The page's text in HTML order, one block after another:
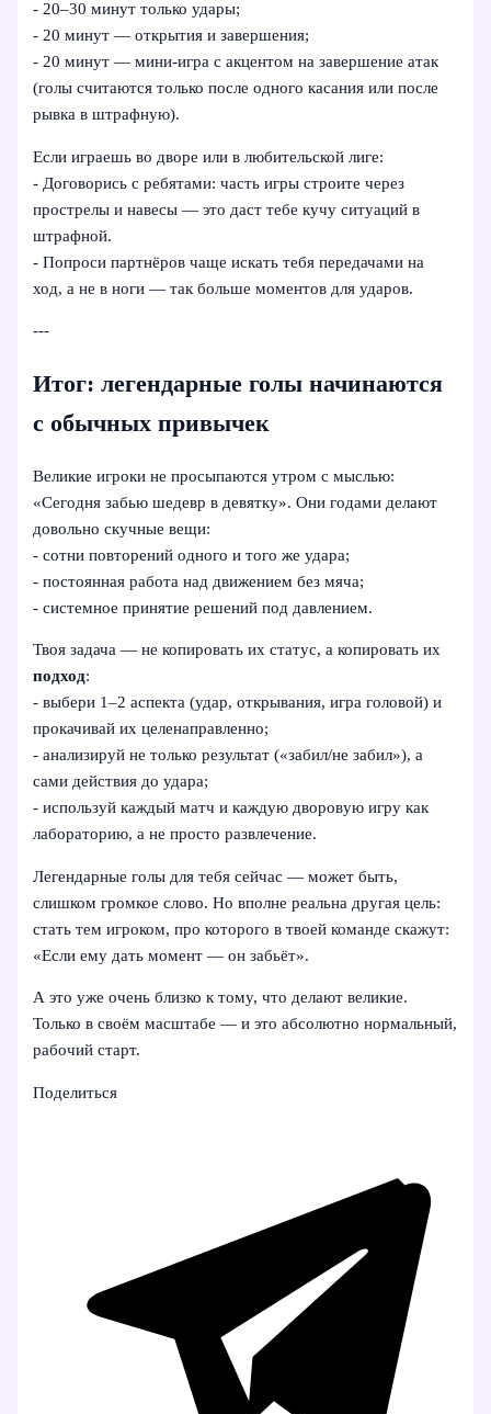
- 20–30 минут только удары;
- 20 минут — открытия и завершения;
- 20 минут — мини‑игра с акцентом на завершение атак
(голы считаются только после одного касания или после
рывка в штрафную).
Если играешь во дворе или в любительской лиге:
- Договорись с ребятами: часть игры строите через
прострелы и навесы — это даст тебе кучу ситуаций в
штрафной.
- Попроси партнёров чаще искать тебя передачами на
ход, а не в ноги — так больше моментов для ударов.
---
Итог: легендарные голы начинаются
с обычных привычек
Великие игроки не просыпаются утром с мыслью:
«Сегодня забью шедевр в девятку». Они годами делают
довольно скучные вещи:
- сотни повторений одного и того же удара;
- постоянная работа над движением без мяча;
- системное принятие решений под давлением.
Твоя задача — не копировать их статус, а копировать их
подход:
- выбери 1–2 аспекта (удар, открывания, игра головой) и
прокачивай их целенаправленно;
- анализируй не только результат («забил/не забил»), а
сами действия до удара;
- используй каждый матч и каждую дворовую игру как
лабораторию, а не просто развлечение.
Легендарные голы для тебя сейчас — может быть,
слишком громкое слово. Но вполне реальна другая цель:
стать тем игроком, про которого в твоей команде скажут:
«Если ему дать момент — он забьёт».
А это уже очень близко к тому, что делают великие.
Только в своём масштабе — и это абсолютно нормальный,
рабочий старт.
Поделиться